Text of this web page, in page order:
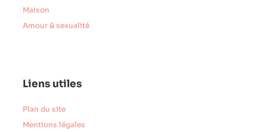
Maison
Amour & sexualité
Liens utiles
Plan du site
Mentions légales